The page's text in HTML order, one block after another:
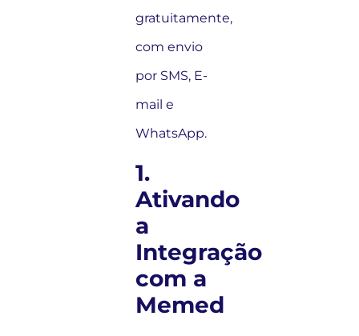
gratuitamente,
com envio
por SMS, E-
mail e
WhatsApp.
1.
Ativando
a
Integração
com a
Memed